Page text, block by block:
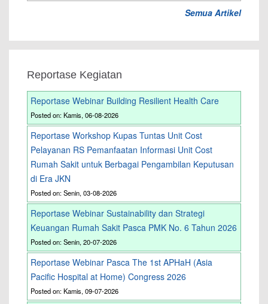
Semua Artikel
Reportase Kegiatan
Reportase Webinar Building Resilient Health Care
Posted on: Kamis, 06-08-2026
Reportase Workshop Kupas Tuntas Unit Cost
Pelayanan RS Pemanfaatan Informasi Unit Cost
Rumah Sakit untuk Berbagai Pengambilan Keputusan
di Era JKN
Posted on: Senin, 03-08-2026
Reportase Webinar Sustainability dan Strategi
Keuangan Rumah Sakit Pasca PMK No. 6 Tahun 2026
Posted on: Senin, 20-07-2026
Reportase Webinar Pasca The 1st APHaH (Asia
Pacific Hospital at Home) Congress 2026
Posted on: Kamis, 09-07-2026